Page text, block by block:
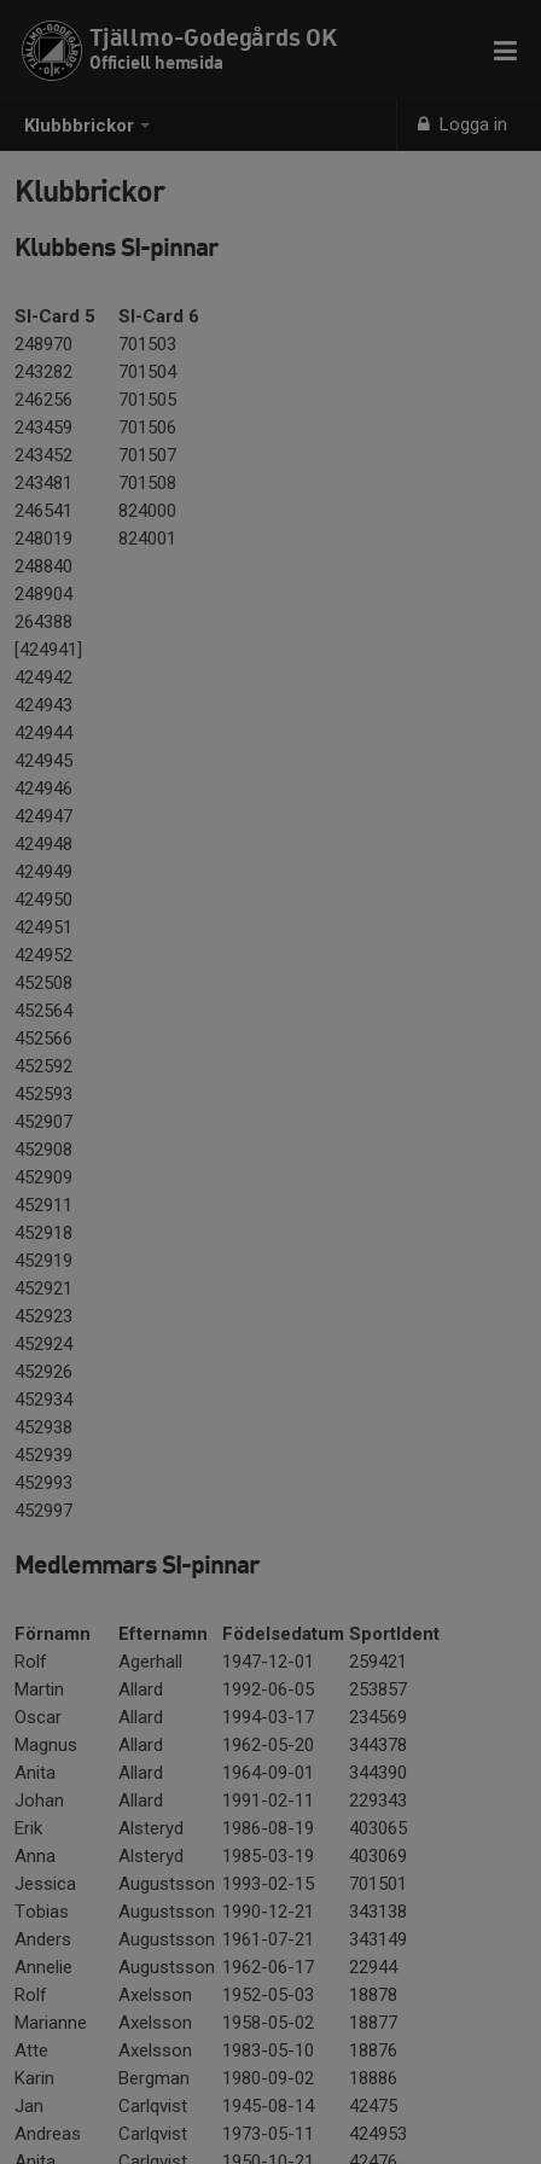
Klubbbrickor Logga in
Tjällmo-Godegårds OK
Officiell hemsida
Klubbrickor
Klubbens SI-pinnar
SI-Card 5
SI-Card 6
248970
701503
243282
701504
246256
701505
243459
701506
243452
701507
243481
701508
246541
824000
248019
824001
248840
248904
264388
[424941]
424942
424943
424944
424945
424946
424947
424948
424949
424950
424951
424952
452508
452564
452566
452592
452593
452907
452908
452909
452911
452918
452919
452921
452923
452924
452926
452934
452938
452939
452993
452997
Medlemmars SI-pinnar
Förnamn Efternamn Födelsedatum SportIdent
Rolf
Agerhall 1947-12-01
259421
Martin
Allard 1992-06-05
253857
Oscar
Allard 1994-03-17
234569
Magnus
Allard 1962-05-20
344378
Anita
Allard 1964-09-01
344390
Johan
Allard 1991-02-11
229343
Erik
Alsteryd 1986-08-19
403065
Anna
Alsteryd 1985-03-19
403069
Jessica
Augustsson 1993-02-15
701501
Tobias
Augustsson 1990-12-21
343138
Anders
Augustsson 1961-07-21
343149
Annelie
Augustsson 1962-06-17
22944
Rolf
Axelsson 1952-05-03
18878
Marianne
Axelsson 1958-05-02
18877
Atte
Axelsson 1983-05-10
18876
Karin
Bergman 1980-09-02
18886
Jan
Carlqvist 1945-08-14
42475
Andreas
Carlqvist 1973-05-11
424953